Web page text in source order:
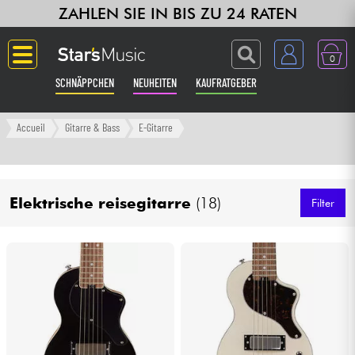
ZAHLEN SIE IN BIS ZU 24 RATEN
0
SCHNÄPPCHEN NEUHEITEN KAUFRATGEBER
Langue
Verstärker & Effekte
Klaviere & Piano
Synths & samplers
Studio
Accueil Gitarre & Bass E-Gitarre
Elektrische reisegitarre (18) Filter